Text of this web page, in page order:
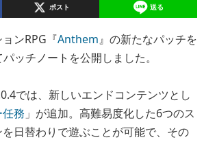
ポスト 送る
ンRPG『Anthem』の新たなパッチを
ッチノートを公開しました。
では、新しいエンドコンテンツとし
務 」が追加。高難易度化した6つのス
を日替わりで遊ぶことが可能で、その